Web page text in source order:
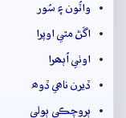
واٽُون ۽ سُور
اڱڻ مٿي اوپرا
اوٺي اُٻھرا
ڏيرن ناھي ڏوھ
ٻروچڪي ٻولي